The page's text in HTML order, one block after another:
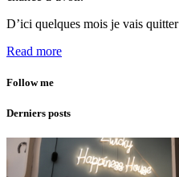
D’ici quelques mois je vais quitter
Read more
Follow me
Derniers posts